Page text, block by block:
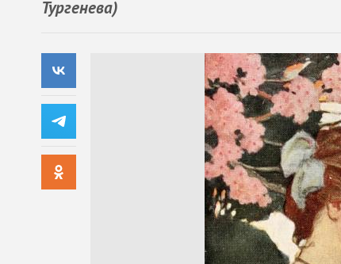
Тургенева)